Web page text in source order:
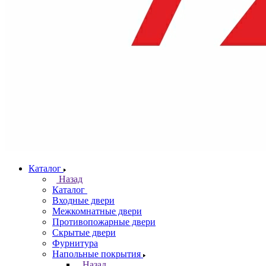
Каталог
Назад
Каталог
Входные двери
Межкомнатные двери
Противопожарные двери
Скрытые двери
Фурнитура
Напольные покрытия